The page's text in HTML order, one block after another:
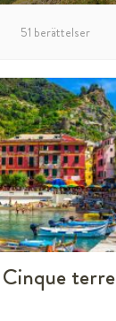
51 berättelser
terre